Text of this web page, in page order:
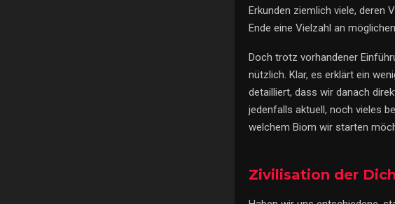
Erkunden ziemlich viele, deren
Ende eine Vielzahl an
Doch trotz vorhandener
nützlich. Klar, es erklärt ein
detailliert, dass wir danach
jedenfalls aktuell, noch vieles
welchem Biom wir starten
Zivilisation der